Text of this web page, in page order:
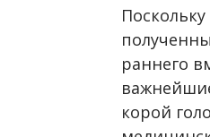
раннего
корой